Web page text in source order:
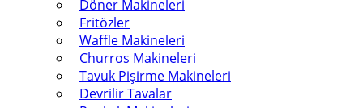
Döner Makineleri
Fritözler
Waffle Makineleri
Churros Makineleri
Tavuk Pişirme Makineleri
Devrilir Tavalar